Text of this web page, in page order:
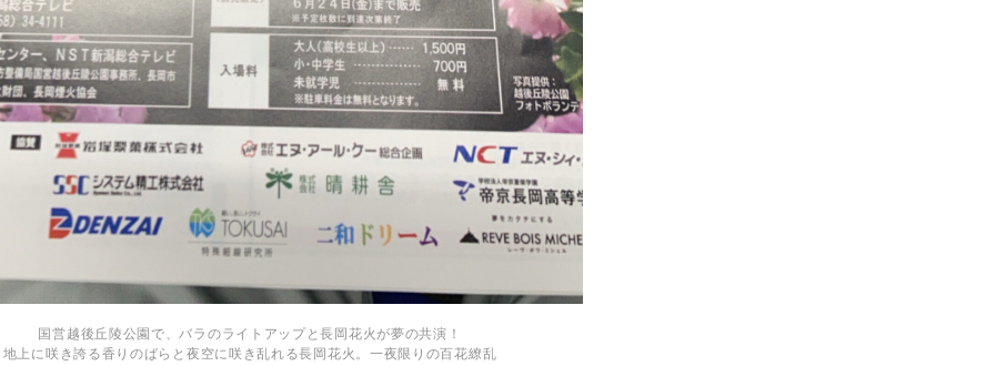
国営越後丘陵公園で、バラのライトアップと長岡花火が夢の共演！
地上に咲き誇る香りのばらと夜空に咲き乱れる長岡花火。一夜限りの百花繚乱